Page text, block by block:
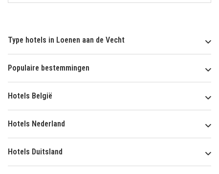
Type hotels in Loenen aan de Vecht
Populaire bestemmingen
Hotels België
Hotels Nederland
Hotels Duitsland